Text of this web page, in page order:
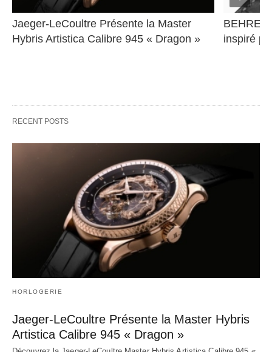
Jaeger-LeCoultre Présente la Master
Hybris Artistica Calibre 945 « Dragon »
inspiré
RECENT POSTS
HORLOGERIE
Jaeger-LeCoultre Présente la Master Hybris
Artistica Calibre 945 « Dragon »